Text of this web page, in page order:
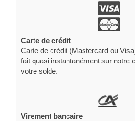
Carte de crédit
Carte de crédit (Mastercard ou
fait quasi instantanément sur notre
votre solde.
Virement bancaire